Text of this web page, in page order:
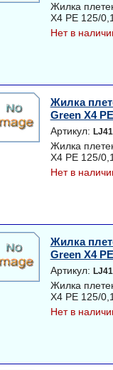
Жилка
Х4 PE 125/
Нет в
Жилка
Green Х4
Артикул:
Жилка
Х4 PE 125/
Нет в
Жилка
Green Х4
Артикул:
Жилка
Х4 PE 125/
Нет в